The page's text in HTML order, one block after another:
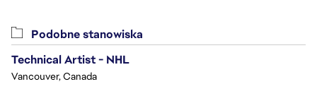
Podobne stanowiska
Technical Artist - NHL
Vancouver, Canada